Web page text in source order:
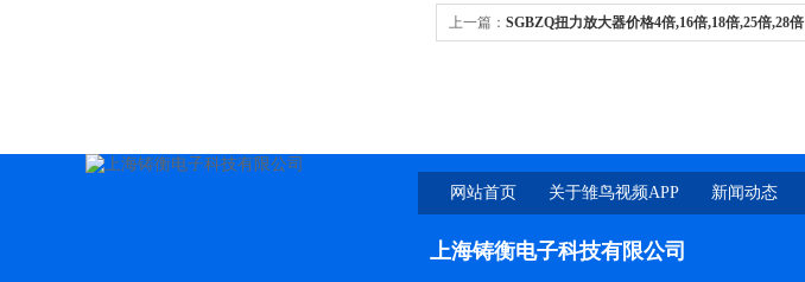
上一篇： SGBZQ扭力放大器价格4倍,16倍,18倍,25倍,28倍
网站首页 关于雏鸟视频APP
下载
新闻动态
上海铸衡电子科技有限公司